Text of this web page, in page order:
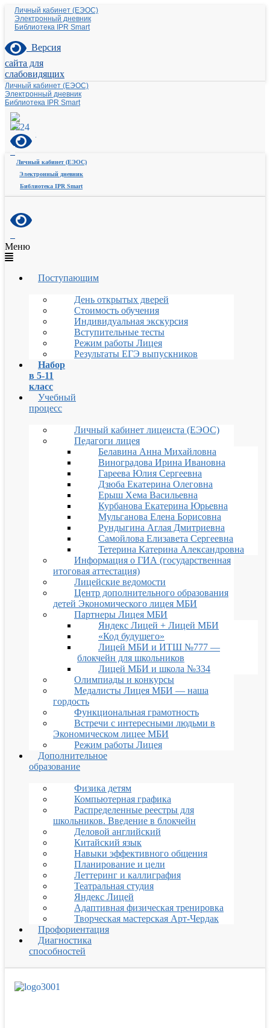
Личный кабинет (ЕЭОС)
Электронный дневник
Библиотека IPR Smart
Версия
сайта для
слабовидящих
Личный кабинет (ЕЭОС)
Электронный дневник
Библиотека IPR Smart
Личный кабинет (ЕЭОС)
Электронный дневник
Библиотека IPR Smart
Меню
Поступающим
День открытых дверей
Стоимость обучения
Индивидуальная экскурсия
Вступительные тесты
Режим работы Лицея
Результаты ЕГЭ выпускников
Набор
в 5-11
класс
Учебный
процесс
Личный кабинет лицеиста (ЕЭОС)
Педагоги лицея
Белавина Анна Михайловна
Виноградова Ирина Ивановна
Гареева Юлия Сергеевна
Дзюба Екатерина Олеговна
Ерыш Хема Васильевна
Курбанова Екатерина Юрьевна
Мульганова Елена Борисовна
Рундыгина Аглая Дмитриевна
Самойлова Елизавета Сергеевна
Тетерина Катерина Александровна
Информация о ГИА (государственная
итоговая аттестация)
Лицейские ведомости
Центр дополнительного образования
детей Экономического лицея МБИ
Партнеры Лицея МБИ
Яндекс Лицей + Лицей МБИ
«Код будущего»
Лицей МБИ и ИТШ №777 —
блокчейн для школьников
Лицей МБИ и школа №334
Олимпиады и конкурсы
Медалисты Лицея МБИ — наша
гордость
Функциональная грамотность
Встречи с интересными людьми в
Экономическом лицее МБИ
Режим работы Лицея
Дополнительное
образование
Физика детям
Компьютерная графика
Распределенные реестры для
школьников. Введение в блокчейн
Деловой английский
Китайский язык
Навыки эффективного общения
Планирование и цели
Леттеринг и каллиграфия
Театральная студия
Яндекс Лицей
Адаптивная физическая тренировка
Творческая мастерская Арт-Чердак
Профориентация
Диагностика
способностей